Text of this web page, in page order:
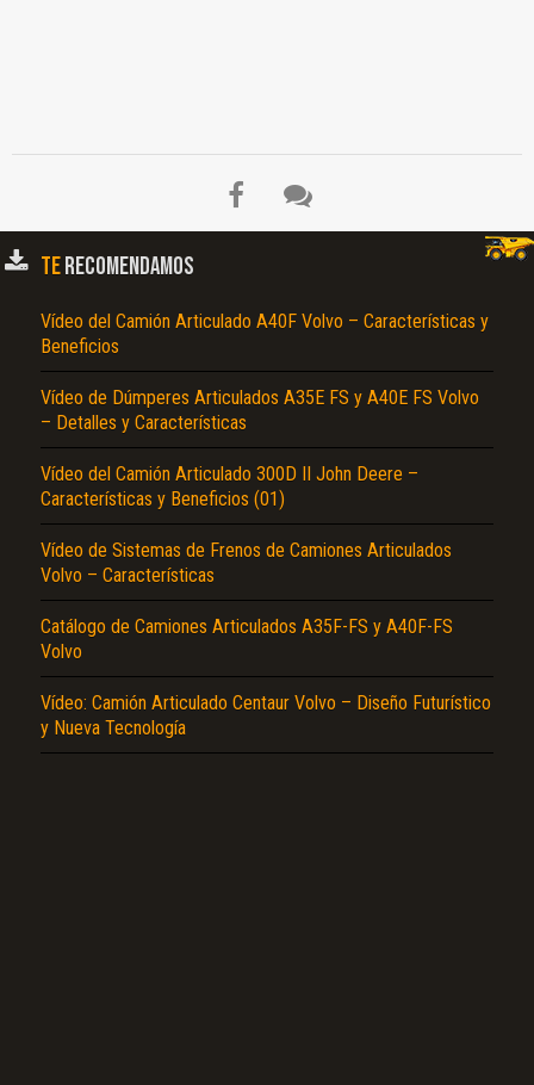
TERECOMENDAMOS
Vídeo del Camión Articulado A40F Volvo – Características y
Beneficios
Vídeo de Dúmperes Articulados A35E FS y A40E FS Volvo
– Detalles y Características
Vídeo del Camión Articulado 300D II John Deere –
Características y Beneficios (01)
Vídeo de Sistemas de Frenos de Camiones Articulados
Volvo – Características
Catálogo de Camiones Articulados A35F-FS y A40F-FS
Volvo
Vídeo: Camión Articulado Centaur Volvo – Diseño Futurístico
y Nueva TecnologíaEl Título es incorrecto según el contenido.